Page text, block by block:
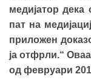
медијатор
пат на
приложен
ја отфрли.“
од февруари